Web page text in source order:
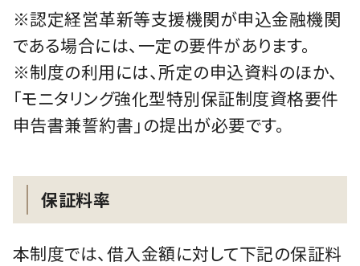
※認定経営革新等支援機関が申込金融機関
である場合には、一定の要件があります。
※制度の利用には、所定の申込資料のほか、
「モニタリング強化型特別保証制度資格要件
申告書兼誓約書」の提出が必要です。
保証料率
本制度では、借入金額に対して下記の保証料